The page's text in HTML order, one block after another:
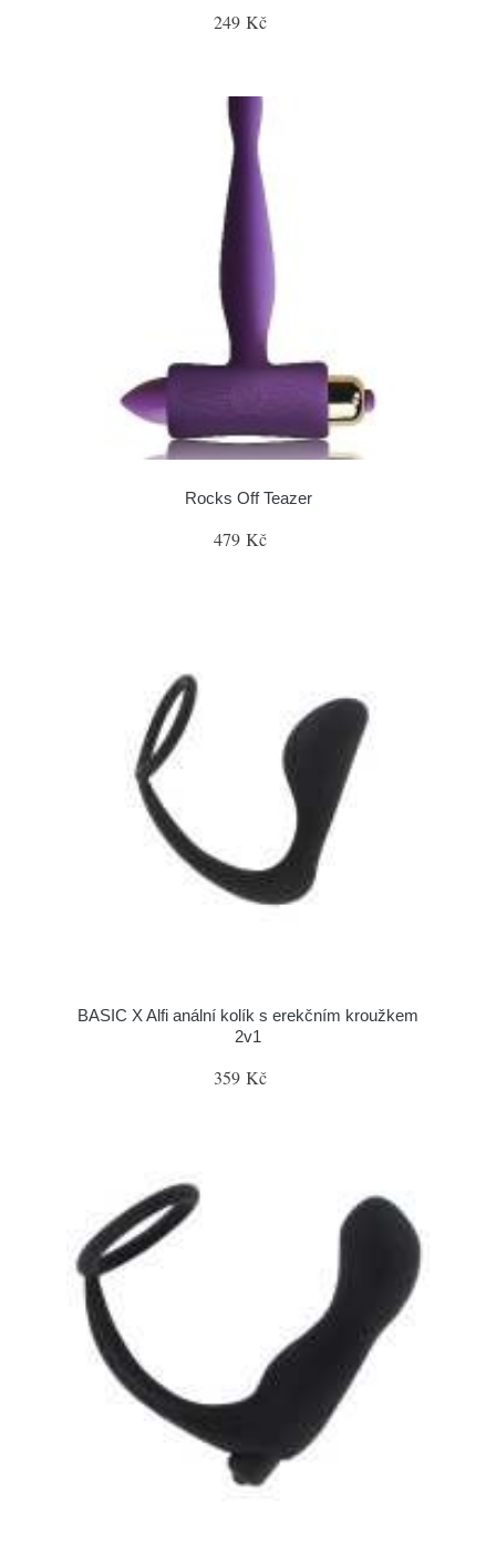
249 Kč
Rocks Off Teazer
479 Kč
BASIC X Alfi anální kolík s erekčním kroužkem
2v1
359 Kč